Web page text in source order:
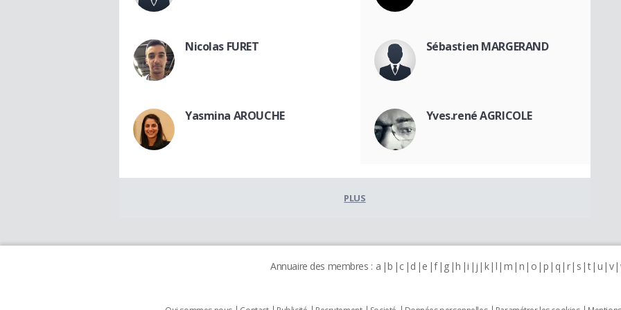
Nicolas FURET Sébastien MARGERAND
Yasmina AROUCHE Yves.rené AGRICOLE
PLUS
Annuaire des membres : a b c d e f g h i j k l m n o p q r s t u v